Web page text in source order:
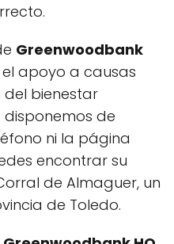
Greenwoodbank
apoyo a causas
bienestar
disponemos de
ni la página
encontrar su
de Almaguer, un
de Toledo.